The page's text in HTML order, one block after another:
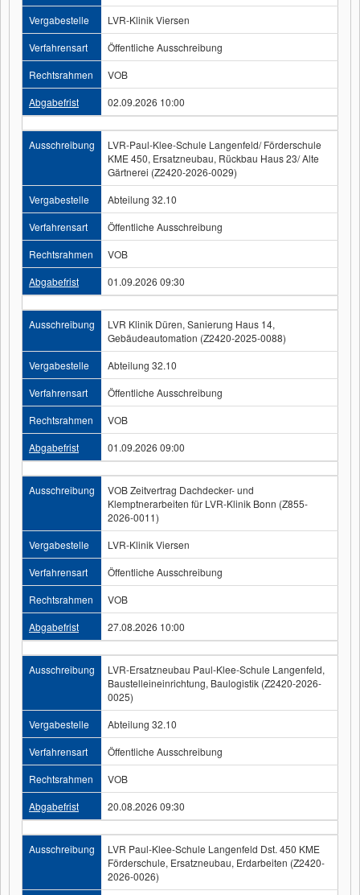
Vergabestelle
LVR-Klinik Viersen
Verfahrensart
Öffentliche Ausschreibung
Rechtsrahmen
VOB
Abgabefrist
02.09.2026 10:00
Ausschreibung
LVR-Paul-Klee-Schule Langenfeld/ Förderschule
KME 450, Ersatzneubau, Rückbau Haus 23/ Alte
Gärtnerei (Z2420-2026-0029)
Vergabestelle
Abteilung 32.10
Verfahrensart
Öffentliche Ausschreibung
Rechtsrahmen
VOB
Abgabefrist
01.09.2026 09:30
Ausschreibung
LVR Klinik Düren, Sanierung Haus 14,
Gebäudeautomation (Z2420-2025-0088)
Vergabestelle
Abteilung 32.10
Verfahrensart
Öffentliche Ausschreibung
Rechtsrahmen
VOB
Abgabefrist
01.09.2026 09:00
Ausschreibung
VOB Zeitvertrag Dachdecker- und
Klemptnerarbeiten für LVR-Klinik Bonn (Z855-
2026-0011)
Vergabestelle
LVR-Klinik Viersen
Verfahrensart
Öffentliche Ausschreibung
Rechtsrahmen
VOB
Abgabefrist
27.08.2026 10:00
Ausschreibung
LVR-Ersatzneubau Paul-Klee-Schule Langenfeld,
Baustelleineinrichtung, Baulogistik (Z2420-2026-
0025)
Vergabestelle
Abteilung 32.10
Verfahrensart
Öffentliche Ausschreibung
Rechtsrahmen
VOB
Abgabefrist
20.08.2026 09:30
Ausschreibung
LVR Paul-Klee-Schule Langenfeld Dst. 450 KME
Förderschule, Ersatzneubau, Erdarbeiten (Z2420-
2026-0026)